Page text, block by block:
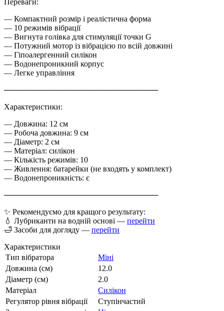
— Компактний розмір і реалістична форма
— 10 режимів вібрації
— Вигнута голівка для стимуляції точки G
— Потужний мотор із вібрацією по всій довжині
— Гіпоалергенний силікон
— Водонепроникний корпус
— Легке управління
────────────────────────────
Характеристики:
— Довжина: 12 см
— Робоча довжина: 9 см
— Діаметр: 2 см
— Матеріал: силікон
— Кількість режимів: 10
— Живлення: батарейки (не входять у комплект)
— Водонепроникність: є
────────────────────────────
✨ Рекомендуємо для кращого результату:
💧 Лубриканти на водній основі — перейти
🛁 Засоби для догляду — перейти
Характеристики
Тип вібратора
Міні
Довжина (см)
12.0
Діаметр (см)
2.0
Матеріал
Силікон
Регулятор рівня вібрації
Ступінчастий